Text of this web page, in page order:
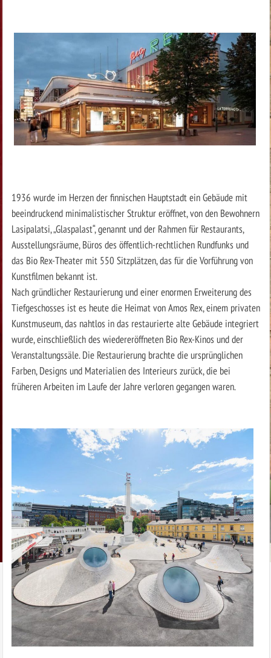
1936 wurde im Herzen der finnischen Hauptstadt ein Gebäude mit
beeindruckend minimalistischer Struktur eröffnet, von den Bewohnern
Lasipalatsi, „Glaspalast“, genannt und der Rahmen für Restaurants,
Ausstellungsräume, Büros des öffentlich-rechtlichen Rundfunks und
das Bio Rex-Theater mit 550 Sitzplätzen, das für die Vorführung von
Kunstfilmen bekannt ist.
Nach gründlicher Restaurierung und einer enormen Erweiterung des
Tiefgeschosses ist es heute die Heimat von Amos Rex, einem privaten
Kunstmuseum, das nahtlos in das restaurierte alte Gebäude integriert
wurde, einschließlich des wiedereröffneten Bio Rex-Kinos und der
Veranstaltungssäle. Die Restaurierung brachte die ursprünglichen
Farben, Designs und Materialien des Interieurs zurück, die bei
früheren Arbeiten im Laufe der Jahre verloren gegangen waren.